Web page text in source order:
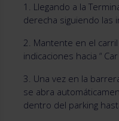
1. Llegando a la
derecha siguiendo las
2. Mantente en el
indicaciones hacia “ Car
3. Una vez en la
se abra
dentro del parking